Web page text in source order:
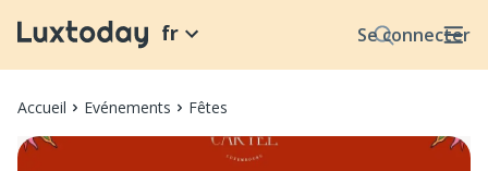
Se connecter
fr
Accueil Evénements Fêtes